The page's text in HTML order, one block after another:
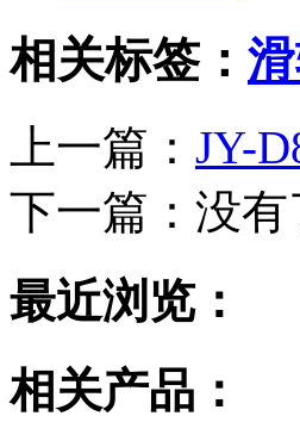
相关标签：
上一篇： JY-
下一篇： 没有
最近浏览：
相关产品：